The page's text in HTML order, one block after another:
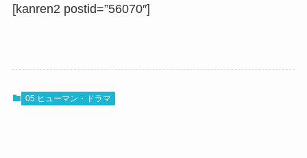
[kanren2 postid=”56070″]
05 ヒューマン・ドラマ